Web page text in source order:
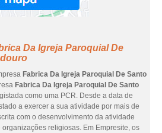
Da Igreja Paroquial De
Fabrica Da Igreja Paroquial De Santo
Fabrica Da Igreja Paroquial De Santo
como uma PCR. Desde a data de
a exercer a sua atividade por mais de
com o desenvolvimento da atividade
religiosas. Em Empresite, os